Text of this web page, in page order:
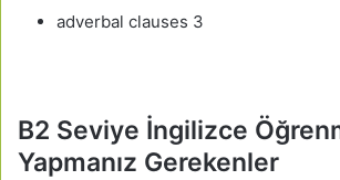
adverbal clauses 3
B2 Seviye İngilizce
Yapmanız Gerekenler